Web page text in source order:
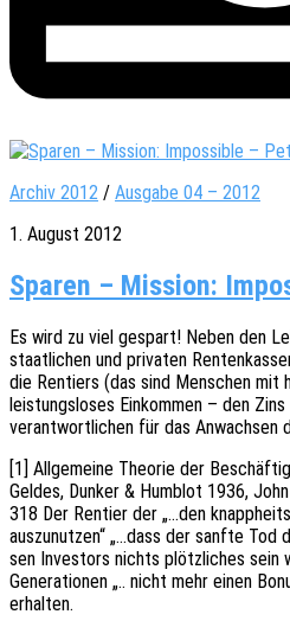
Archiv 2012 / Ausgabe 04 – 2012
1. August 2012
Sparen – Mission:
Es wird zu viel gespart! Neben den
staat­li­chen und priva­ten
die Rentiers (das sind Menschen mit
leis­tungs­lo­ses Einkom­men – den
ver­ant­wort­li­chen für das Anwach­sen
[1] Allge­mei­ne Theo­rie der
Geldes, Dunker & Humblot 1936,
318 Der Rentier der „…den
auszu­nut­zen“ „…dass der sanfte
sen Inves­tors nichts plötz­li­ches sein
Gene­ra­tio­nen „.. nicht mehr einen
erhalten.